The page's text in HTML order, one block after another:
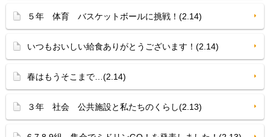
５年 体育 バスケットボールに挑戦！(2.14)
いつもおいしい給食ありがとうございます！(2.14)
春はもうそこまで…(2.14)
３年 社会 公共施設と私たちのくらし(2.13)